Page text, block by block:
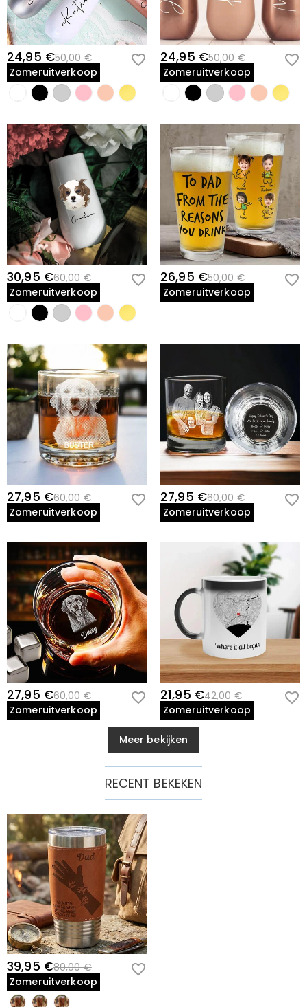
24,95 €50,00 €
Zomeruitverkoop
24,95 €50,00 €
Zomeruitverkoop
30,95 €60,00 €
Zomeruitverkoop
26,95 €50,00 €
Zomeruitverkoop
27,95 €60,00 €
Zomeruitverkoop
27,95 €60,00 €
Zomeruitverkoop
27,95 €60,00 €
Zomeruitverkoop
21,95 €42,00 €
Zomeruitverkoop
Meer bekijken
RECENT BEKEKEN
39,95 €80,00 €
Zomeruitverkoop